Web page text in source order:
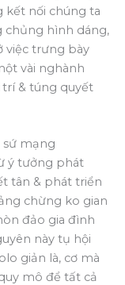
kết nối chúng ta
chủng hình dáng,
việc trưng bày
vài nghành
trí & túng quyết
sứ mạng
ý tưởng phát
tân & phát triển
chừng ko gian
đảo gia đình
này tụ hội
giản là, cơ mà
mô để tất cả